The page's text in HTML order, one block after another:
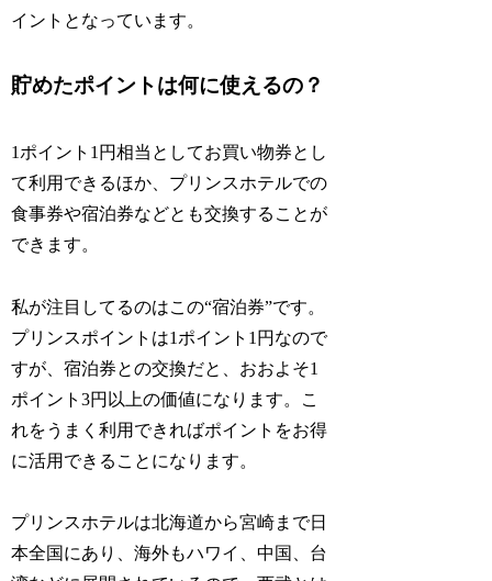
イントとなっています。
貯めたポイントは何に使えるの？
1ポイント1円相当としてお買い物券とし
て利用できるほか、プリンスホテルでの
食事券や宿泊券などとも交換することが
できます。
私が注目してるのはこの“宿泊券”です。
プリンスポイントは1ポイント1円なので
すが、宿泊券との交換だと、おおよそ1
ポイント3円以上の価値になります。こ
れをうまく利用できればポイントをお得
に活用できることになります。
プリンスホテルは北海道から宮崎まで日
本全国にあり、海外もハワイ、中国、台